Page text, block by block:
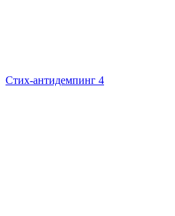
Стих-антидемпинг 4